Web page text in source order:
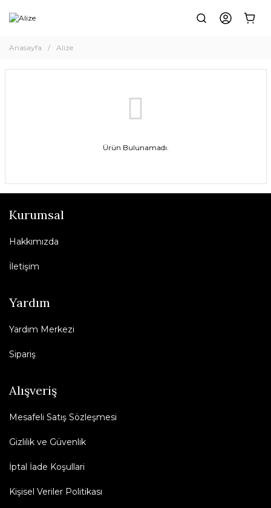
Anasayfa Alize
Ürün Bulunamadı.
Kurumsal
Hakkımızda
İletişim
Yardım
Yardım Merkezi
Sipariş
Alışveriş
Mesafeli Satış Sözleşmesi
Gizlilik ve Güvenlik
İptal İade Koşullari
Kişisel Veriler Politikası